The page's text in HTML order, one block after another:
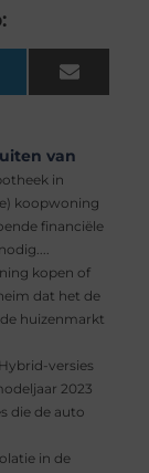
Email
van
in
koopwoning
financiële
kopen of
dat het de
huizenmarkt
versies
2023
die de auto
in de